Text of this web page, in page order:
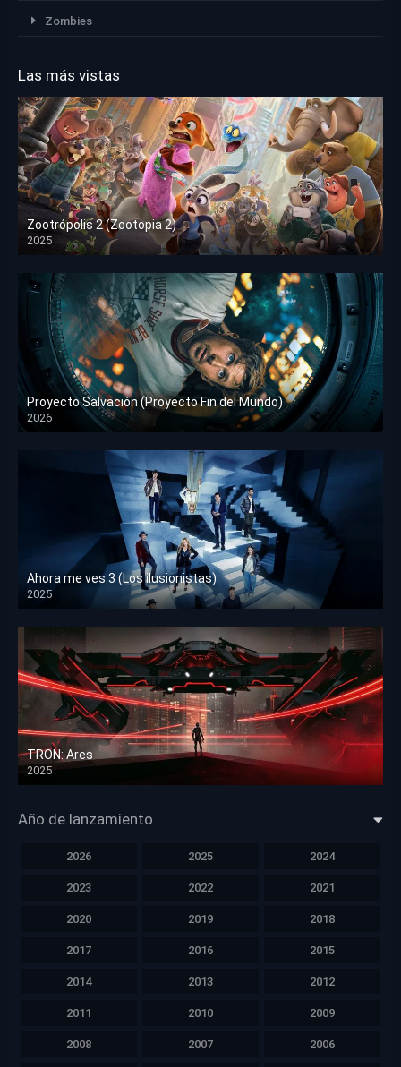
Zombies
Las más vistas
Zootrópolis 2 (Zootopia 2)
2025
HD 1080p
Proyecto Salvación (Proyecto Fin del Mundo)
2026
HD 1080p
Ahora me ves 3 (Los ilusionistas)
2025
HD 1080p
TRON: Ares
2025
HD 1080p
Año de lanzamiento
2026 2025 2024
2023 2022 2021
2020 2019 2018
2017 2016 2015
2014 2013 2012
2011 2010 2009
2008 2007 2006